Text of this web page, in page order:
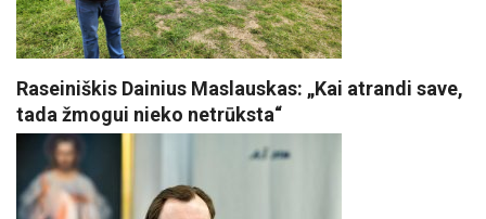
Raseiniškis Dainius Maslauskas: „Kai atrandi save,
tada žmogui nieko netrūksta“